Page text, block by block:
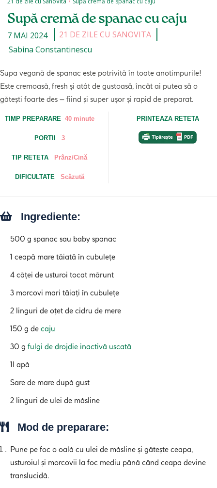
Supă cremă de spanac cu caju
7 MAI 2024
21 DE ZILE CU SANOVITA
Sabina Constantinescu
Supa vegană de spanac este potrivită în toate anotimpurile!
Este cremoasă, fresh și atât de gustoasă, încât ai putea să o
gătești foarte des – fiind și super ușor și rapid de preparat.
TIMP PREPARARE 40 minute
PORTII 3
TIP RETETA Prânz/Cină
DIFICULTATE Scăzută
PRINTEAZA RETETA
Ingrediente:
500 g spanac sau baby spanac
1 ceapă mare tăiată în cubulețe
4 căței de usturoi tocat mărunt
3 morcovi mari tăiați în cubulețe
2 linguri de oțet de cidru de mere
150 g de caju
30 g fulgi de drojdie inactivă uscată
1l apă
Sare de mare după gust
2 linguri de ulei de măsline
Mod de preparare:
Pune pe foc o oală cu ulei de măsline și gătește ceapa,
usturoiul și morcovii la foc mediu până când ceapa devine
translucidă.